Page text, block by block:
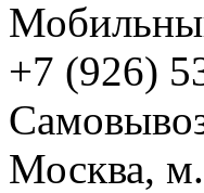
+7 (926)
Москва,